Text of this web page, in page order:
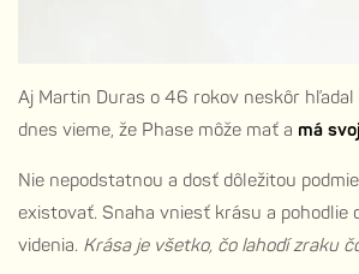
Aj Martin Duras o 46 rokov neskôr
dnes vieme, že Phase môže mať a má
Nie nepodstatnou a dosť dôležitou
existovať. Snaha vniesť krásu a pohodlie
videnia. Krása je všetko, čo lahodí zraku